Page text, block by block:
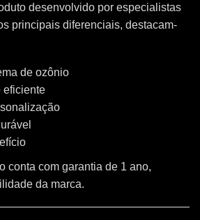
desenvolvido por especialistas
principais diferenciais, destacam-
de ozônio
eficiente
conta com garantia de 1 ano,
da marca.